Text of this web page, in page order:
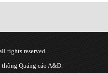
rights reserved.
Quảng cáo A&D.